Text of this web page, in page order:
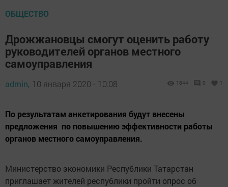
ОБЩЕСТВО
Дрожжановцы смогут оценить работу
руководителей органов местного
самоуправления
admin, 10 января 2020 - 10:08 1844 0 1
По результатам анкетирования будут внесены
предложения по повышению эффективности работы
органов местного самоуправления.
Министерство экономики Республики Татарстан
приглашает жителей республики пройти опрос об